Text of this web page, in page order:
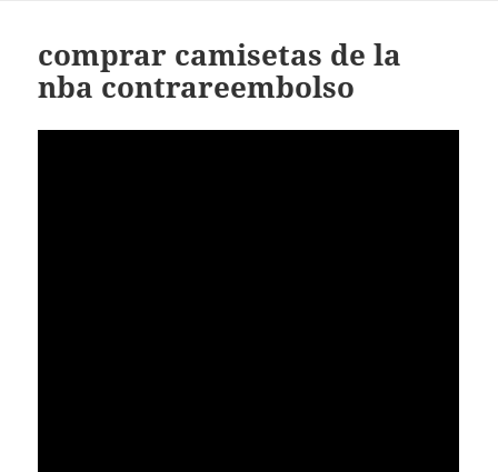
comprar camisetas de la
nba contrareembolso